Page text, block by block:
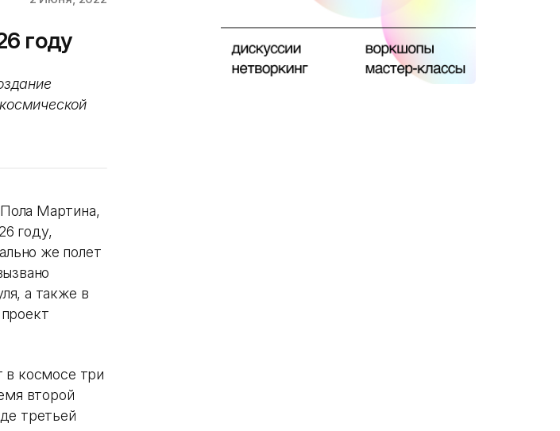
году
Мартина,
году,
же полет
а также в
в космосе три
второй
третьей